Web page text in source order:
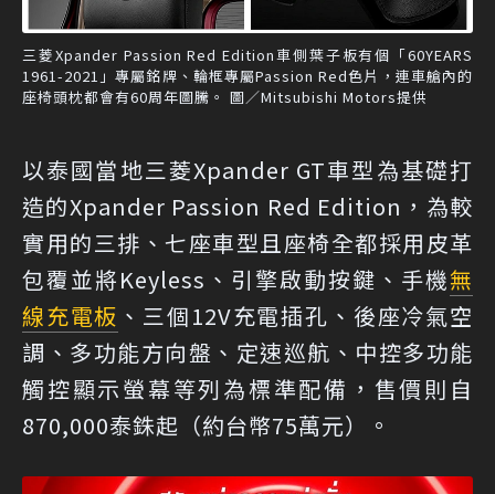
三菱Xpander Passion Red Edition車側葉子板有個「60YEARS
1961-2021」專屬銘牌、輪框專屬Passion Red色片，連車艙內的
座椅頭枕都會有60周年圖騰。 圖／Mitsubishi Motors提供
以泰國當地三菱Xpander GT車型為基礎打
造的Xpander Passion Red Edition，為較
實用的三排、七座車型且座椅全都採用皮革
包覆並將Keyless、引擎啟動按鍵、手機無
線充電板 、三個12V充電插孔、後座冷氣空
調、多功能方向盤、定速巡航、中控多功能
觸控顯示螢幕等列為標準配備，售價則自
870,000泰銖起（約台幣75萬元）。